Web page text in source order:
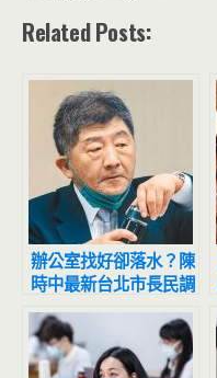
Related Posts:
辦公室找好卻落水？陳
時中最新台北市長民調
網大喊：天意！